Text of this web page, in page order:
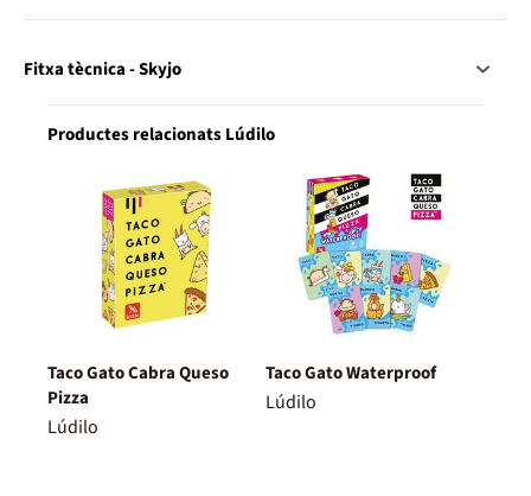
Fitxa tècnica - Skyjo
Productes relacionats Lúdilo
Taco Gato Cabra Queso
Pizza
Lúdilo
Taco Gato Waterproof
Lúdilo